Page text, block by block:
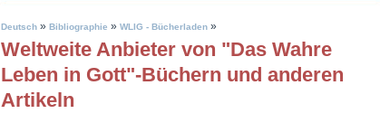
Deutsch » Bibliographie » WLIG - Bücherladen »
Weltweite Anbieter von "Das Wahre
Leben in Gott"-Büchern und anderen
Artikeln